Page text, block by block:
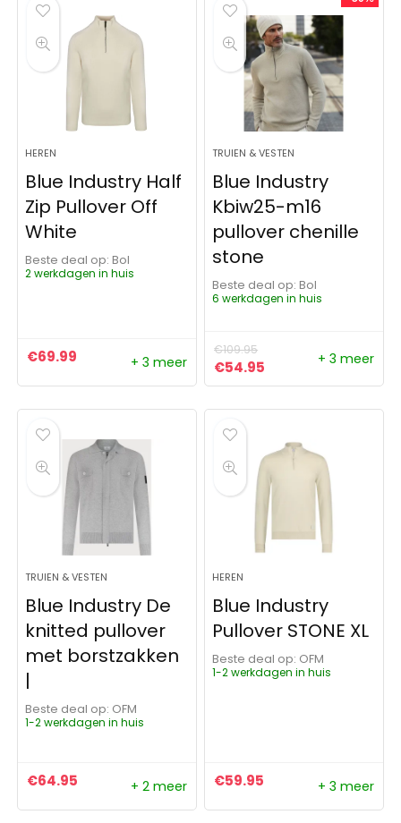
HEREN
Blue Industry Half
Zip Pullover Off
White
Beste deal op:
Bol
2 werkdagen in huis
€69.99 + 3 meer
TRUIEN & VESTEN
Blue Industry
Kbiw25-m16
pullover chenille
stone
Beste deal op:
Bol
6 werkdagen in huis
€109.95
Oorspronkelijke prijs was:
€54.95 Huidige prijs is:
+ 3 meer
TRUIEN & VESTEN
Blue Industry De
knitted pullover
met borstzakken
|
Beste deal op:
OFM
1-2 werkdagen in huis
€64.95 + 2 meer
HEREN
Blue Industry
Pullover STONE XL
Beste deal op:
OFM
1-2 werkdagen in huis
€59.95 + 3 meer